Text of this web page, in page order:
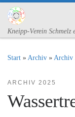
Zum Inhalt springen
Kneipp-Verein Schmelz
Start »Archiv »Archiv
ARCHIV 2025